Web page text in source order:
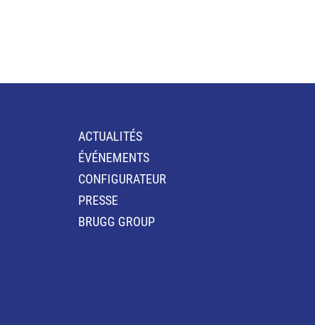
ACTUALITÉS
ÉVÉNEMENTS
CONFIGURATEUR
PRESSE
BRUGG GROUP